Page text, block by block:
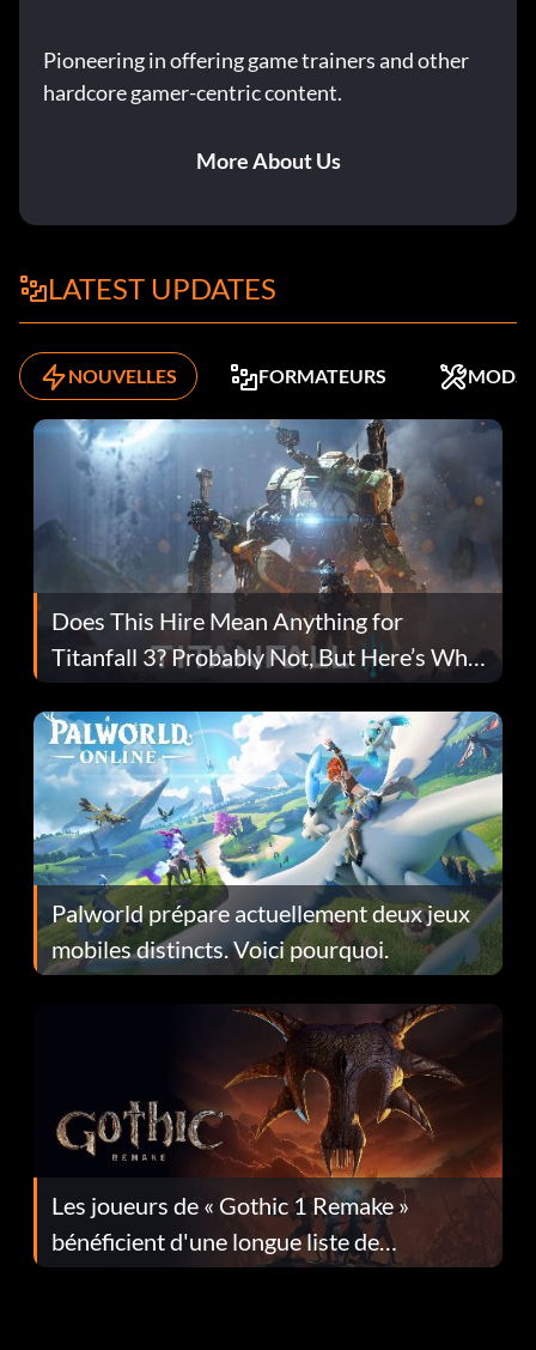
Pioneering in offering game trainers and other
hardcore gamer-centric content.
More About Us
LATEST UPDATES
NOUVELLES FORMATEURS MODS
Does This Hire Mean Anything for
Titanfall 3? Probably Not, But Here’s Why
Fans Are Hopeful
Palworld prépare actuellement deux jeux
mobiles distincts. Voici pourquoi.
Les joueurs de « Gothic 1 Remake »
bénéficient d'une longue liste de
corrections dans la mise à jour 1.0.4